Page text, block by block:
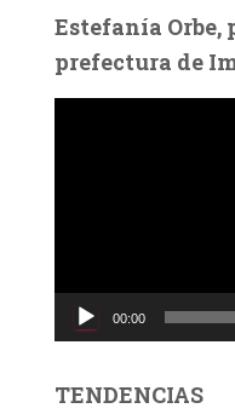
Estefanía Orbe,
prefectura de
c
d
00:00
TENDENCIAS